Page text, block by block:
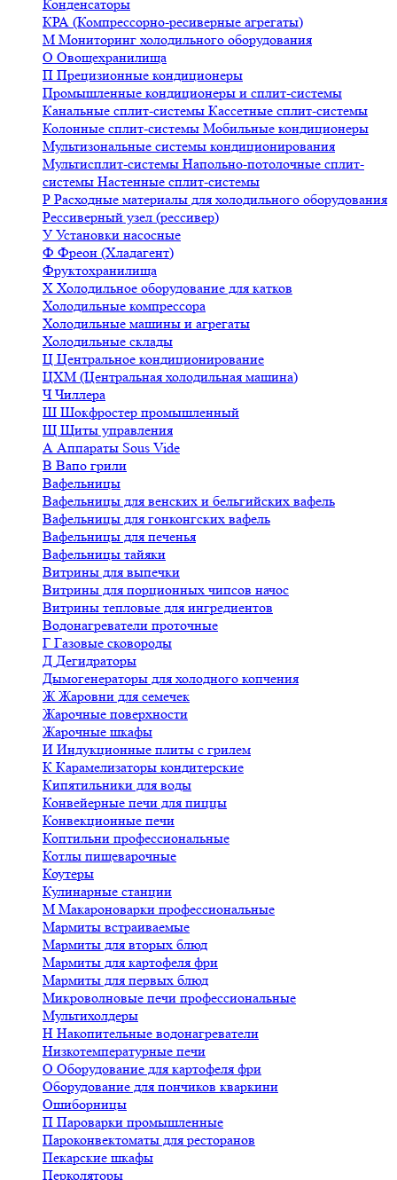
Конденсаторы
КРА (Компрессорно-ресиверные агрегаты)
М Мониторинг холодильного оборудования
О Овощехранилища
П Прецизионные кондиционеры
Промышленные кондиционеры и сплит-системы
Канальные сплит-системы Кассетные сплит-системы
Колонные сплит-системы Мобильные кондиционеры
Мультизональные системы кондиционирования
Мультисплит-системы Напольно-потолочные сплит-
системы Настенные сплит-системы
Р Расходные материалы для холодильного оборудования
Рессиверный узел (рессивер)
У Установки насосные
Ф Фреон (Хладагент)
Фруктохранилища
Х Холодильное оборудование для катков
Холодильные компрессора
Холодильные машины и агрегаты
Холодильные склады
Ц Центральное кондиционирование
ЦХМ (Центральная холодильная машина)
ЧЧиллера
Ш Шокфростер промышленный
Щ Щиты управления
А Аппараты Sous Vide
В Вапо грили
Вафельницы
Вафельницы для венских и бельгийских вафель
Вафельницы для гонконгских вафель
Вафельницы для печенья
Вафельницы тайяки
Витрины для выпечки
Витрины для порционных чипсов начос
Витрины тепловые для ингредиентов
Водонагреватели проточные
Г Газовые сковороды
Д Дегидраторы
Дымогенераторы для холодного копчения
ЖЖаровни для семечек
Жарочные поверхности
Жарочные шкафы
И Индукционные плиты с грилем
К Карамелизаторы кондитерские
Кипятильники для воды
Конвейерные печи для пиццы
Конвекционные печи
Коптильни профессиональные
Котлы пищеварочные
Коутеры
Кулинарные станции
М Макароноварки профессиональные
Мармиты встраиваемые
Мармиты для вторых блюд
Мармиты для картофеля фри
Мармиты для первых блюд
Микроволновые печи профессиональные
Мультихолдеры
Н Накопительные водонагреватели
Низкотемпературные печи
О Оборудование для картофеля фри
Оборудование для пончиков кваркини
Ошиборницы
П Пароварки промышленные
Пароконвектоматы для ресторанов
Пекарские шкафы
Перколяторы